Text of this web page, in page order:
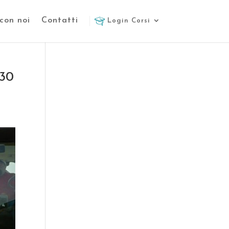
noi Contatti Login Corsi